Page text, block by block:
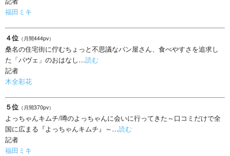
福田ミキ
４位 （月間444pv）
桑名の住宅街に佇むちょっと不思議なパン屋さん、食べやすさを追求し
た「パヴェ」のおはなし…読む
記者
木全彩花
５位 （月間370pv）
よっちゃんキムチ/噂のよっちゃんに会いに行ってきた～口コミだけで全
国に広まる『よっちゃんキムチ』～…読む
記者
福田ミキ